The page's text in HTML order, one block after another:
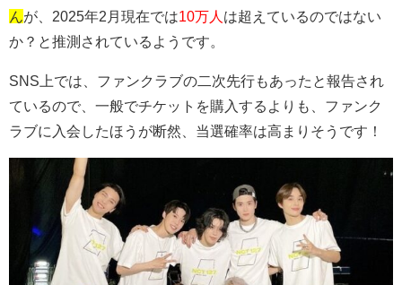
んが、2025年2月現在では10万人 は超えているのではない
か？と推測されているようです。
SNS上では、ファンクラブの二次先行もあったと報告され
ているので、一般でチケットを購入するよりも、ファンク
ラブに入会したほうが断然、当選確率は高まりそうです！